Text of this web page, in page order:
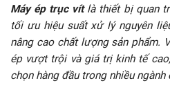
Máy ép trục vítlà thiết bị quan
tối ưu hiệu suất xử lý nguyên
nâng cao chất lượng sản phẩm.
ép vượt trội và giá trị kinh tế
chọn hàng đầu trong nhiều ngành